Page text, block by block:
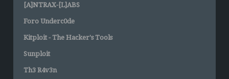
[A]NTRAX-[L]ABS
Foro Underc0de
Kitploit - The Hacker's Tools
Sunploit
Th3 R4v3n